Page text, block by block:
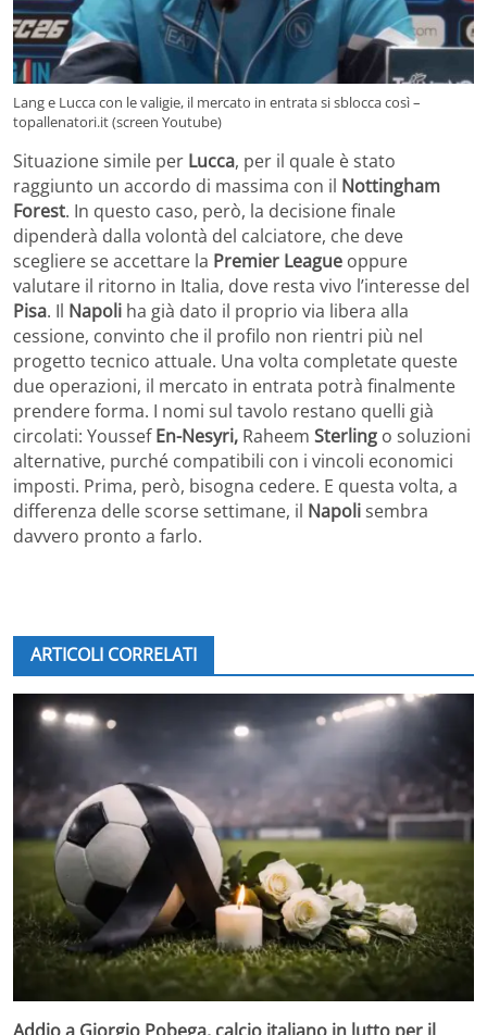
Lang e Lucca con le valigie, il mercato in entrata si sblocca così –
topallenatori.it (screen Youtube)
Situazione simile per Lucca, per il quale è stato
raggiunto un accordo di massima con il Nottingham
Forest. In questo caso, però, la decisione finale
dipenderà dalla volontà del calciatore, che deve
scegliere se accettare la Premier League oppure
valutare il ritorno in Italia, dove resta vivo l’interesse del
Pisa. Il Napoli ha già dato il proprio via libera alla
cessione, convinto che il profilo non rientri più nel
progetto tecnico attuale. Una volta completate queste
due operazioni, il mercato in entrata potrà finalmente
prendere forma. I nomi sul tavolo restano quelli già
circolati: YoussefEn-Nesyri, Raheem Sterling o soluzioni
alternative, purché compatibili con i vincoli economici
imposti. Prima, però, bisogna cedere. E questa volta, a
differenza delle scorse settimane, il Napolisembra
davvero pronto a farlo.
ARTICOLI CORRELATI